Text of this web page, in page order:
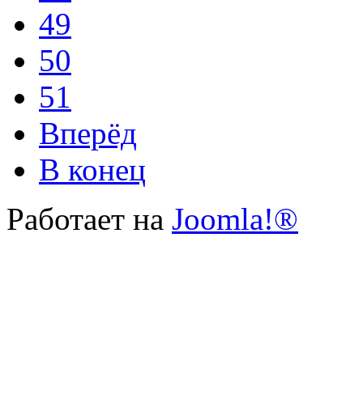
49
50
51
Вперёд
В конец
Работает на Joomla!®